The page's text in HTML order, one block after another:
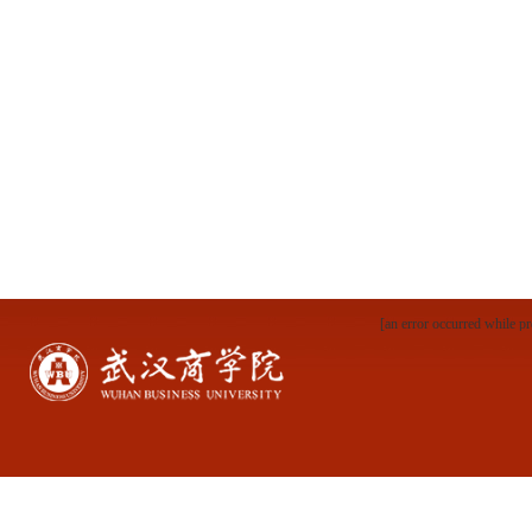
[an error occurred while